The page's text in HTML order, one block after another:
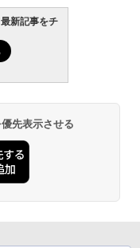
新記事をチ
先表示させる